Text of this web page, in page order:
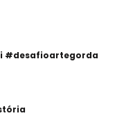
#desafioartegorda